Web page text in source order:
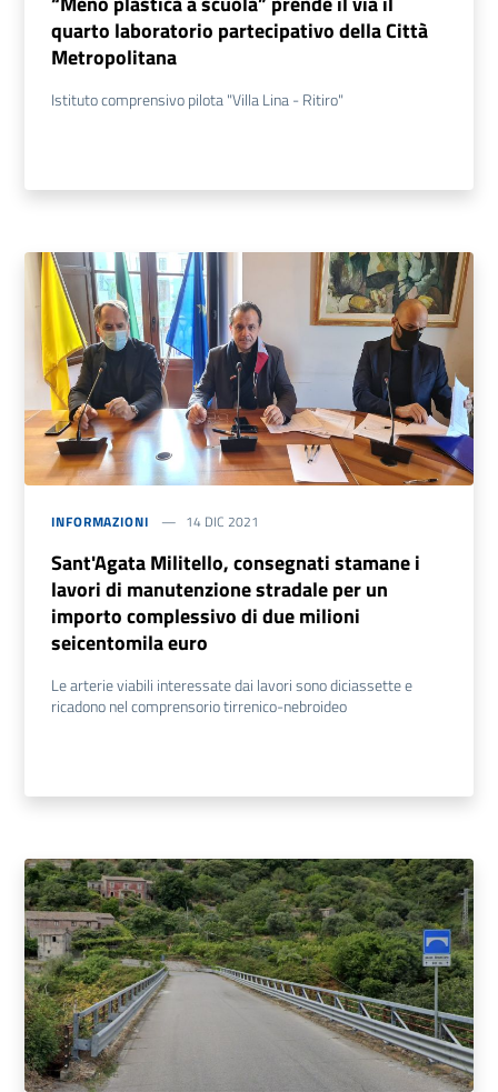
quarto laboratorio partecipativo della Città
Metropolitana
Istituto comprensivo pilota "Villa Lina - Ritiro"
INFORMAZIONI 14 DIC 2021
Sant'Agata Militello, consegnati stamane i
lavori di manutenzione stradale per un
importo complessivo di due milioni
seicentomila euro
Le arterie viabili interessate dai lavori sono diciassette e
ricadono nel comprensorio tirrenico-nebroideo